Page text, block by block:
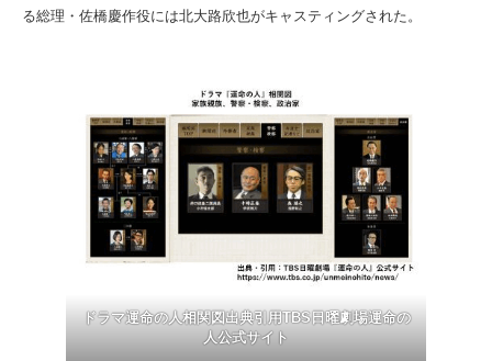
る総理・佐橋慶作役には北大路欣也がキャスティングされた。
ドラマ運命の人相関図出典引用TBS日曜劇場運命の
人公式サイト